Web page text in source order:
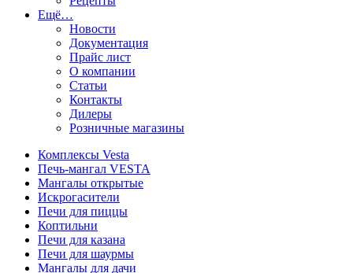
Ещё…
Новости
Документация
Прайс лист
О компании
Статьи
Контакты
Дилеры
Розничные магазины
Комплексы Vesta
Печь-мангал VESTA
Мангалы открытые
Искрогасители
Печи для пиццы
Коптильни
Печи для казана
Печи для шаурмы
Мангалы для дачи